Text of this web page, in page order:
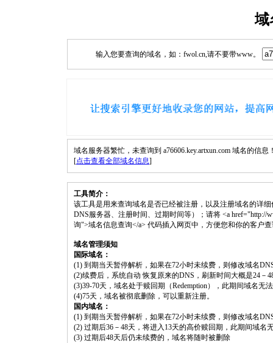
域
输入您要查询的域名，如：fwol.cn,请不要带www。
域名服务器繁忙，未查询到 a76606.key.artxun.com 域名的信息
[点击查看全部域名信息]
工具简介：
该工具是用来查询域名是否已经被注册，以及注册域名的详
DNS服务器、注册时间、过期时间等）；请将 <a href="http://
询">域名信息查询</a> 代码插入网页中，方便您和你的客户
域名管理须知
国际域名：
(1) 到期当天暂停解析，如果在72小时未续费，则修改域名
(2)续费后，系统自动 恢复原来的DNS，刷新时间大概是24－
(3)39-70天，域名处于赎回期（Redemption），此期间域名无
(4)75天，域名被彻底删除，可以重新注册。
国内域名：
(1) 到期当天暂停解析，如果在72小时未续费，则修改域名
(2) 过期后36－48天，将进入13天的高价赎回期，此期间域名
(3) 过期后48天后仍未续费的，域名将随时被删除